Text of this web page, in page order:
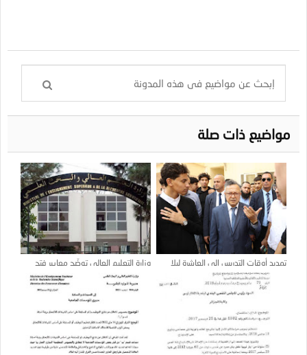
مواضيع ذات صلة
تمديد أوقات التدريس إلى العاشرة ليلا
بهذه الكليات
وزارة التعليم العالي توضّح معايير فتح
مسابقة الدكتوراه وتفاصيل منحة
الإشراف